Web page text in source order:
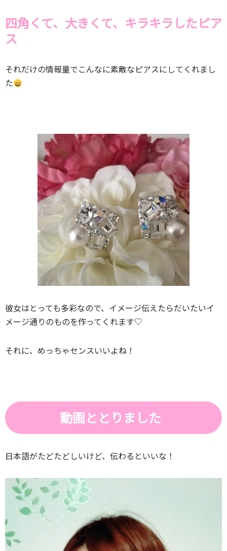
四角くて、大きくて、キラキラしたピア
ス
それだけの情報量でこんなに素敵なピアスにしてくれまし
た
彼女はとっても多彩なので、イメージ伝えたらだいたいイ
メージ通りのものを作ってくれます♡
それに、めっちゃセンスいいよね！
動画ととりました
日本語がたどたどしいけど、伝わるといいな！
動
プ
レ